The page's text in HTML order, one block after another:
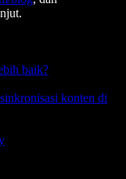
baik?
konten di